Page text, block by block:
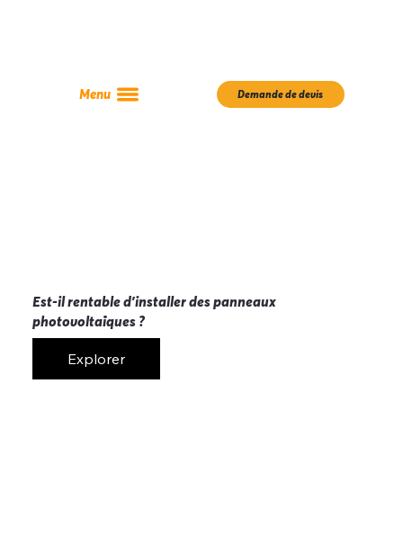
Menu Demande de devis
Est-il rentable d'installer des panneaux
photovoltaïques ?
Explorer